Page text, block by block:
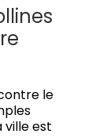
le
ville est